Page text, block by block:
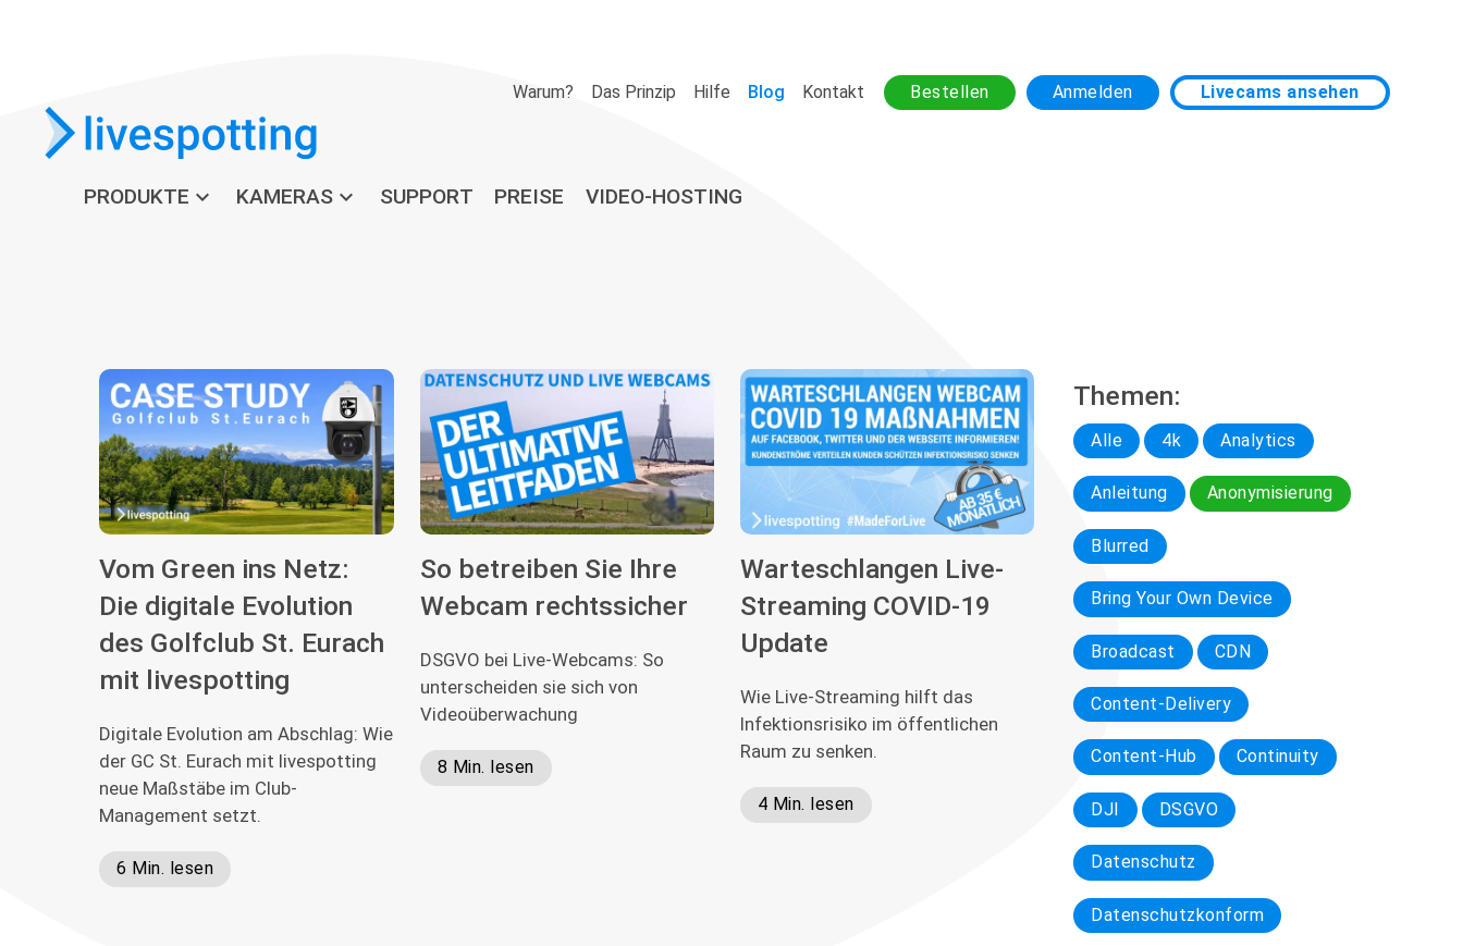
Warum? Das Prinzip Hilfe Blog Kontakt Bestellen Anmelden Livecams ansehen
PRODUKTE expand_more KAMERASexpand_more SUPPORT PREISE VIDEO-HOSTING
Vom Green ins Netz:
Die digitale Evolution
des Golfclub St. Eurach
mit livespotting
Digitale Evolution am Abschlag: Wie
der GC St. Eurach mit livespotting
neue Maßstäbe im Club-
Management setzt.
6 Min. lesen
So betreiben Sie Ihre
Webcam rechtssicher
DSGVO bei Live-Webcams: So
unterscheiden sie sich von
Videoüberwachung
8 Min. lesen
Warteschlangen Live-
Streaming COVID-19
Update
Wie Live-Streaming hilft das
Infektionsrisiko im öffentlichen
Raum zu senken.
4 Min. lesen
Themen:
Alle 4k Analytics
Anleitung Anonymisierung
Blurred
Bring Your Own Device
Broadcast CDN
Content-Delivery
Content-Hub Continuity
DJI DSGVO
Datenschutz
Datenschutzkonform